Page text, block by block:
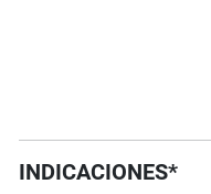
INDICACIONES*